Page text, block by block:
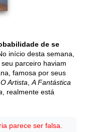
de se
início desta semana,
seu parceiro haviam
famosa por seus
O Artista A Fantástica
, realmente está
parece ser falsa.